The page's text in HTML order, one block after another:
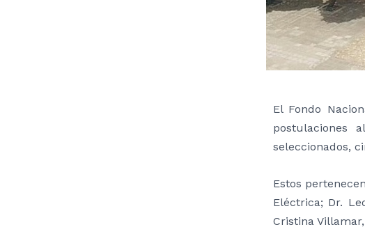
El Fondo
postulaciones
seleccionados,
Estos
Eléctrica; Dr.
Cristina